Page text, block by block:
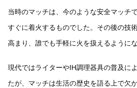
当時のマッチは、今のような安全マッチ
すぐに着火するものでした。その後の技
高まり、誰でも手軽に火を扱えるように
現代ではライターやIH調理器具の普及に
たが、マッチは生活の歴史を語る上で欠